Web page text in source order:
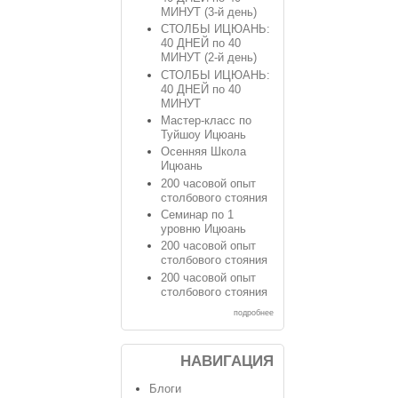
МИНУТ (3-й день)
СТОЛБЫ ИЦЮАНЬ:
40 ДНЕЙ по 40
МИНУТ (2-й день)
СТОЛБЫ ИЦЮАНЬ:
40 ДНЕЙ по 40
МИНУТ
Мастер-класс по
Туйшоу Ицюань
Осенняя Школа
Ицюань
200 часовой опыт
столбового стояния
Семинар по 1
уровню Ицюань
200 часовой опыт
столбового стояния
200 часовой опыт
столбового стояния
подробнее
НАВИГАЦИЯ
Блоги